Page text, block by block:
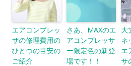
エアコンプレッ
サの修理費用の
ひとつの目安の
ご紹介
さあ、MAXのエ
アコンプレッサ
ー限定色の新登
場です！！
大
ネ
エ
サ